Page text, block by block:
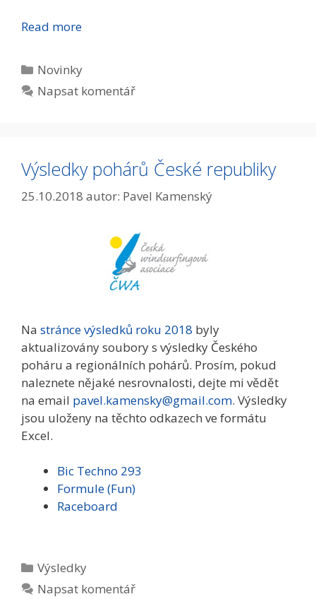
Read more
Rubriky
Novinky
Napsat komentář
Výsledky pohárů České republiky
25.10.2018 autor: Pavel Kamenský
Na stránce výsledků roku 2018 byly
aktualizovány soubory s výsledky Českého
poháru a regionálních pohárů. Prosím, pokud
naleznete nějaké nesrovnalosti, dejte mi vědět
na email pavel.kamensky@gmail.com. Výsledky
jsou uloženy na těchto odkazech ve formátu
Excel.
Bic Techno 293
Formule (Fun)
Raceboard
Rubriky
Výsledky
Napsat komentář